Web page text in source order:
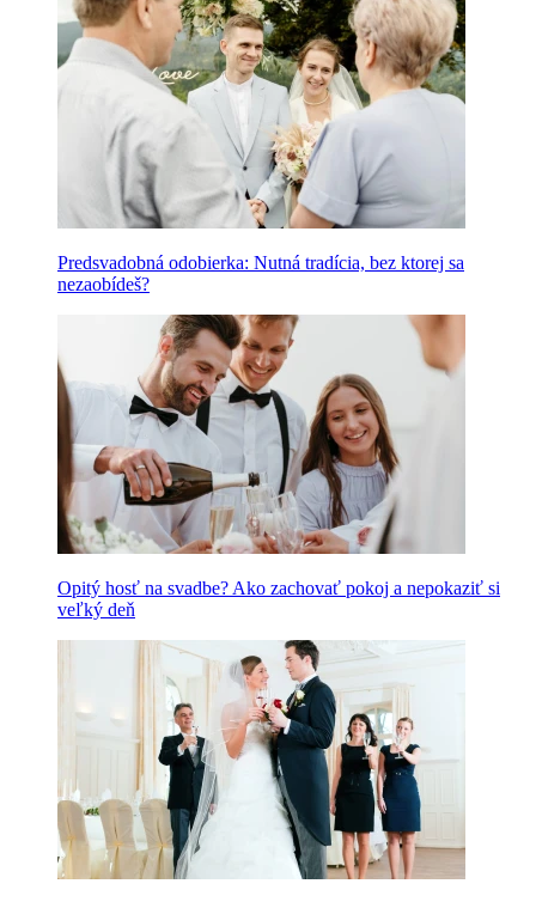
Predsvadobná odobierka: Nutná tradícia, bez ktorej sa
nezaobídeš?
Opitý hosť na svadbe? Ako zachovať pokoj a nepokaziť si
veľký deň